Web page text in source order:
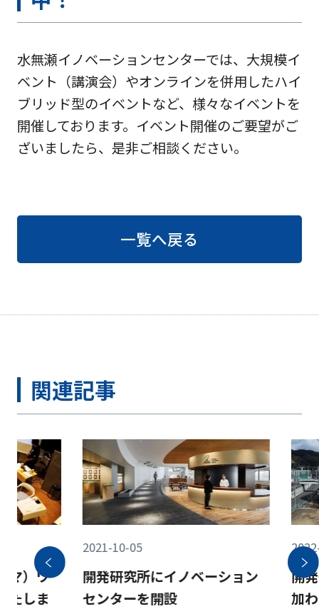
水無瀬イノベーションセンターでは、大規模イ
ベント（講演会）やオンラインを併用したハイ
ブリッド型のイベントなど、様々なイベントを
開催しております。イベント開催のご要望がご
ざいましたら、是非ご相談ください。
一覧へ戻る
関連記事
マ）ワ
たしま
2021-10-05
開発研究所にイノベーション
センターを開設
開
加